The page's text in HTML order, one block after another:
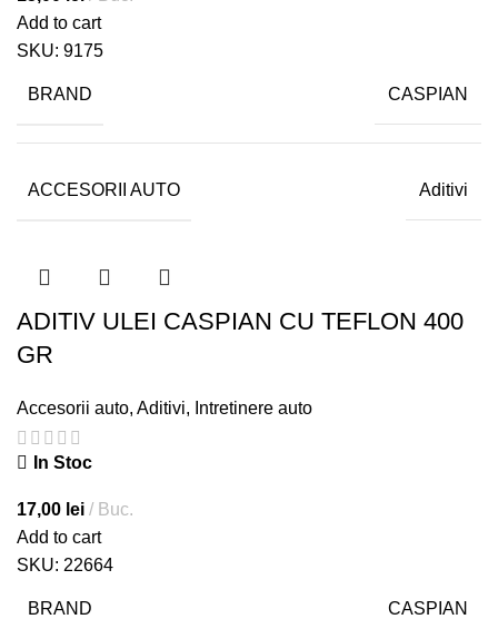
Add to cart
SKU: 9175
BRAND CASPIAN
ACCESORII AUTO Aditivi
ADITIV ULEI CASPIAN CU TEFLON 400
GR
Accesorii auto, Aditivi, Intretinere auto
In Stoc
17,00 lei
Buc.
Add to cart
SKU: 22664
BRAND CASPIAN